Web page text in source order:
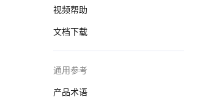
视频帮助
文档下载
通用参考
产品术语